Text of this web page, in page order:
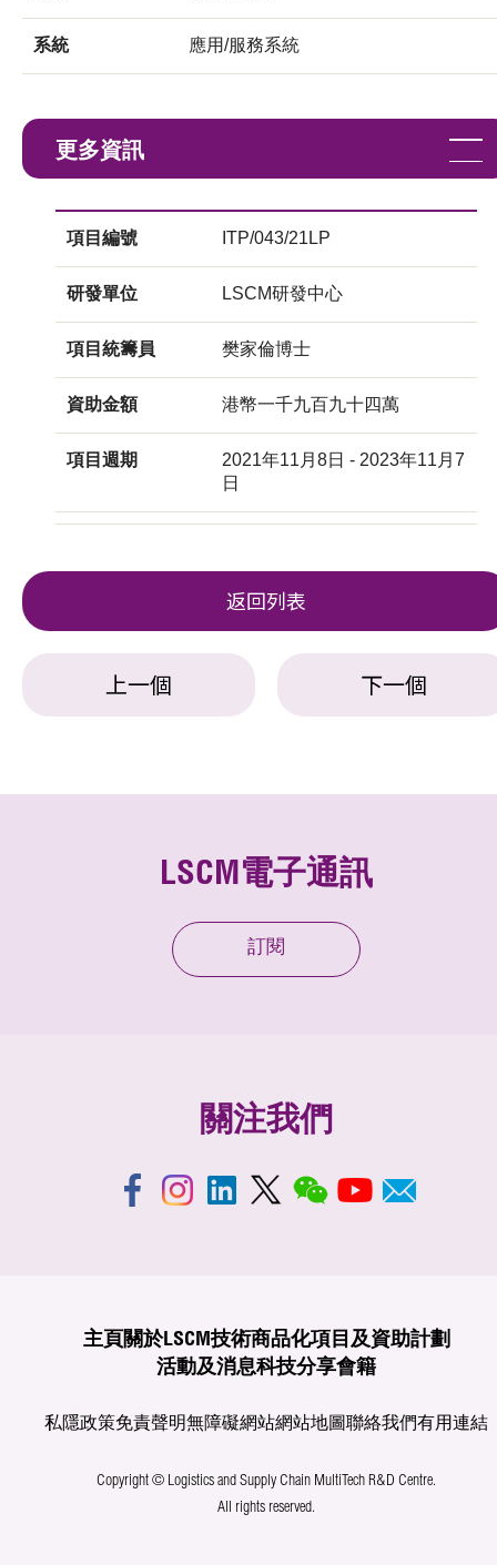
系統 應用/服務系統
更多資訊
項目編號 ITP/043/21LP
研發單位 LSCM研發中心
項目統籌員 樊家倫博士
資助金額 港幣一千九百九十四萬
項目週期
2021年11月8日 - 2023年11月7
日
返回列表
上一個 下一個
LSCM電子通訊
訂閱
關注我們
主頁 關於LSCM技術商品化項目及資助計劃
活動及消息科技分享會籍
私隱政策免責聲明無障礙網站網站地圖聯絡我們有用連結
Copyright © Logistics and Supply Chain MultiTech R&D Centre.
All rights reserved.